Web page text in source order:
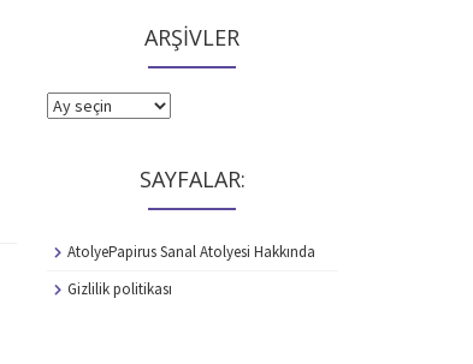
ARŞİVLER
ARŞİVLER
SAYFALAR:
AtolyePapirus Sanal Atolyesi Hakkında
Gizlilik politikası